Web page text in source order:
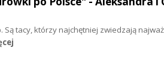
tacy, którzy najchętniej zwiedzają